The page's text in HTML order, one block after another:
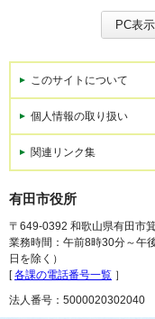
PC表示
このサイトについて
個人情報の取り扱い
関連リンク集
有田市役所
〒649-0392 和歌山県有田市
業務時間：午前8時30分～午
日を除く）
[各課の電話番号一覧 ］
法人番号：5000020302040